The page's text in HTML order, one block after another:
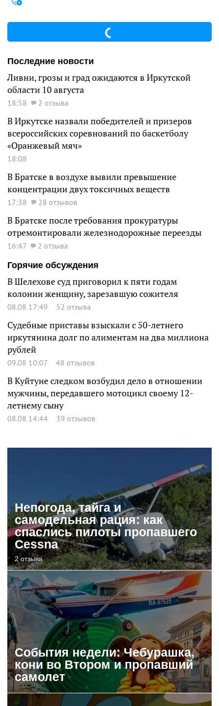
Последние новости
Ливни, грозы и град ожидаются в Иркутской
области 10 августа
18:58 2 отзыва
В Иркутске назвали победителей и призеров
всероссийских соревнований по баскетболу
«Оранжевый мяч»
18:08
В Братске в воздухе вывили превышение
концентрации двух токсичных веществ
17:38 28 отзывов
В Братске после требования прокуратуры
отремонтировали железнодорожные переезды
16:47
2 отзыва
Горячие обсуждения
В Шелехове суд приговорил к пяти годам
колонии женщину, зарезавшую сожителя
08.08 17:49 52 отзыва
Судебные приставы взыскали с 50-летнего
иркутянина долг по алиментам на два миллиона
рублей
09.08 10:07 48 отзывов
В Куйтуне следком возбудил дело в отношении
мужчины, передавшего мотоцикл своему 12-
летнему сыну
08.08 14:44 39 отзывов
Непогода, тайга и
самодельная рация: как
спаслись пилоты пропавшего
Cessna
2 отзыва
События недели: Чебурашка,
кони во Втором и пропавший
самолет